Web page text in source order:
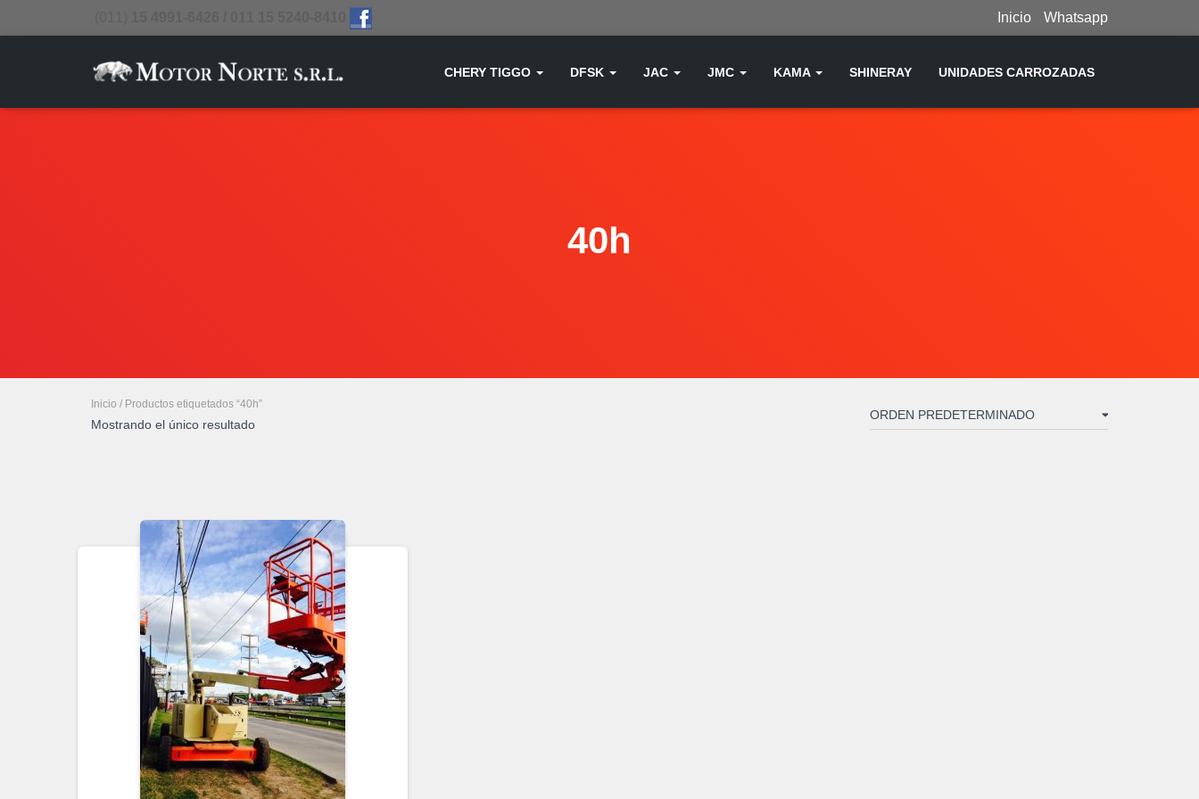
Inicio Whatsapp
CHERY TIGGO DFSK JAC JMC KAMA SHINERAY UNIDADES CARROZADAS
40h
Inicio / Productos etiquetados “40h”
Mostrando el único resultado